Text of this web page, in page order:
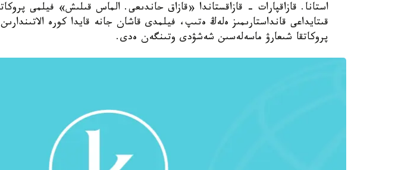
استانا. قازاقپارات - قازاقستاندا «قازاق حاندىعى. الماس قىلىش» فيلمى
قىتايداعى قانداستارىمىز ەلەڭ ەتىپ، فيلمدى قاشان جانە قايدا كورە
پروكاتقا شىعارۋ ماسەلەسىن شەشۋدى وتىنگەن ەدى.